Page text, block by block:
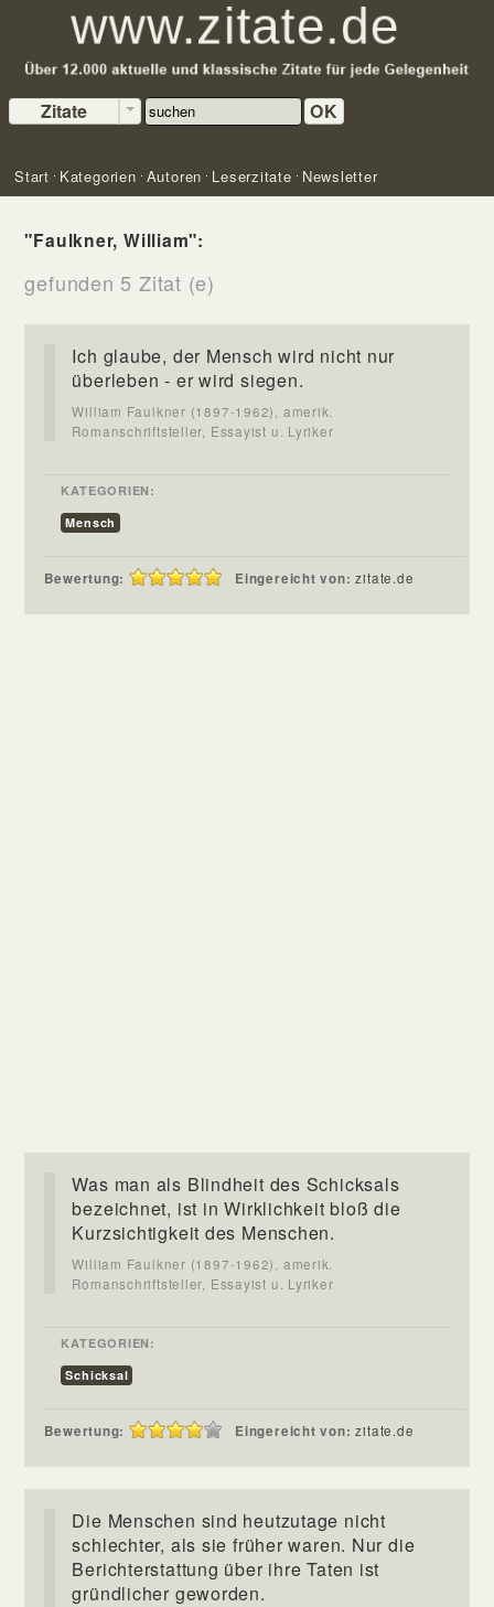
Zitate OK
Start Kategorien Autoren Leserzitate Newsletter
"Faulkner, William":
gefunden 5 Zitat (e)
Ich glaube, der Mensch wird nicht nur
überleben - er wird siegen.
William Faulkner (1897-1962), amerik.
Romanschriftsteller, Essayist u. Lyriker
KATEGORIEN:
Mensch
Bewertung: Eingereicht von:zitate.de
Was man als Blindheit des Schicksals
bezeichnet, ist in Wirklichkeit bloß die
Kurzsichtigkeit des Menschen.
William Faulkner (1897-1962), amerik.
Romanschriftsteller, Essayist u. Lyriker
KATEGORIEN:
Schicksal
Bewertung: Eingereicht von:zitate.de
Die Menschen sind heutzutage nicht
schlechter, als sie früher waren. Nur die
Berichterstattung über ihre Taten ist
gründlicher geworden.